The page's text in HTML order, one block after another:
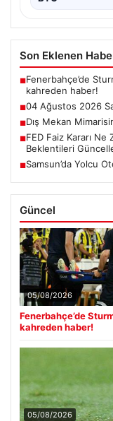
Son Eklenen
■Fenerbahçe’de
kahreden haber!
■04 Ağustos 2026
■Dış Mekan
■FED Faiz Kararı Ne
Beklentileri
■Samsun’da Yolcu
Güncel
05/08/2026
Fenerbahçe’de
kahreden haber!
05/08/2026